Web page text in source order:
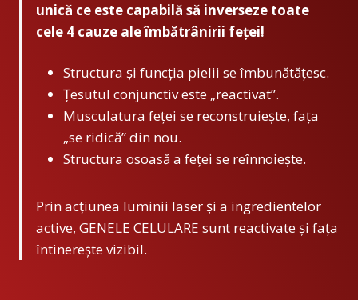
unică ce este capabilă să inverseze toate
cele 4 cauze ale îmbătrânirii feței!
Structura și funcția pielii se îmbunătățesc.
Țesutul conjunctiv este „reactivat”.
Musculatura feței se reconstruiește, fața
„se ridică” din nou.
Structura osoasă a feței se reînnoiește.
Prin acțiunea luminii laser și a ingredientelor
active, GENELE CELULARE sunt reactivate și fața
întinerește vizibil.